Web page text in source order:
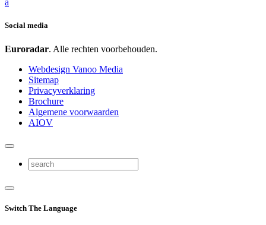
a
Social media
Euroradar. Alle rechten voorbehouden.
Webdesign Vanoo Media
Sitemap
Privacyverklaring
Brochure
Algemene voorwaarden
AIOV
Switch The Language